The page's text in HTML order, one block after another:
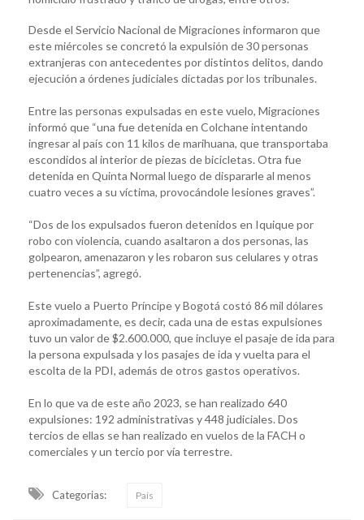
Desde el Servicio Nacional de Migraciones informaron que
este miércoles se concretó la expulsión de 30 personas
extranjeras con antecedentes por distintos delitos, dando
ejecución a órdenes judiciales dictadas por los tribunales.
Entre las personas expulsadas en este vuelo, Migraciones
informó que “una fue detenida en Colchane intentando
ingresar al país con 11 kilos de marihuana, que transportaba
escondidos al interior de piezas de bicicletas. Otra fue
detenida en Quinta Normal luego de dispararle al menos
cuatro veces a su víctima, provocándole lesiones graves”.
“Dos de los expulsados fueron detenidos en Iquique por
robo con violencia, cuando asaltaron a dos personas, las
golpearon, amenazaron y les robaron sus celulares y otras
pertenencias”, agregó.
Este vuelo a Puerto Príncipe y Bogotá costó 86 mil dólares
aproximadamente, es decir, cada una de estas expulsiones
tuvo un valor de $2.600.000, que incluye el pasaje de ida para
la persona expulsada y los pasajes de ida y vuelta para el
escolta de la PDI, además de otros gastos operativos.
En lo que va de este año 2023, se han realizado 640
expulsiones: 192 administrativas y 448 judiciales. Dos
tercios de ellas se han realizado en vuelos de la FACH o
comerciales y un tercio por vía terrestre.
Categorias: País